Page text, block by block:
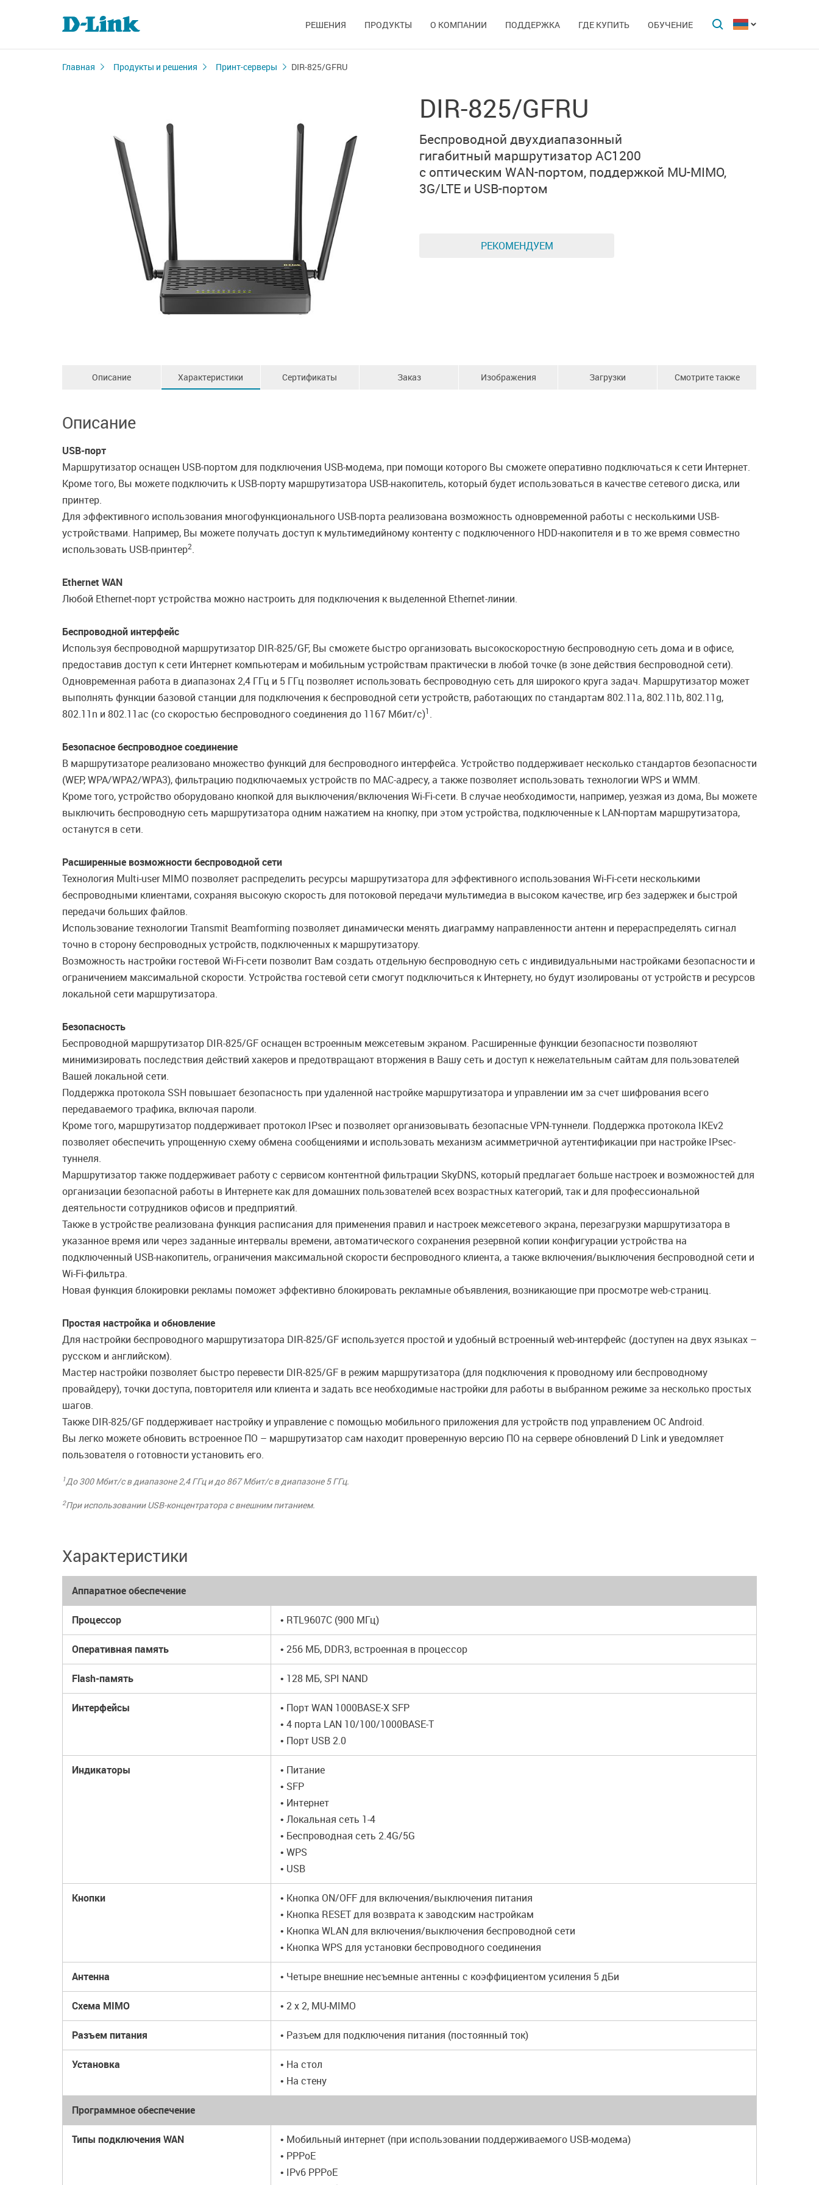
РЕШЕНИЯ ПРОДУКТЫ О КОМПАНИИ ПОДДЕРЖКА ГДЕ КУПИТЬ ОБУЧЕНИЕ
Главная Продукты и решения Принт-серверы DIR-825/GFRU
DIR-825/GFRU
Беспроводной двухдиапазонный
гигабитный маршрутизатор AC1200
с оптическим WAN-портом, поддержкой MU-MIMO,
3G/LTE и USB-портом
РЕКОМЕНДУЕМ
Описание Характеристики Сертификаты Заказ Изображения Загрузки Смотрите также
Описание
USB-порт
Маршрутизатор оснащен USB-портом для подключения USB-модема, при помощи которого Вы сможете оперативно подключаться к сети Интернет.
Кроме того, Вы можете подключить к USB-порту маршрутизатора USB-накопитель, который будет использоваться в качестве сетевого диска, или
принтер.
Для эффективного использования многофункционального USB-порта реализована возможность одновременной работы с несколькими USB-
устройствами. Например, Вы можете получать доступ к мультимедийному контенту с подключенного HDD-накопителя и в то же время совместно
использовать USB-принтер2.
Ethernet WAN
Любой Ethernet-порт устройства можно настроить для подключения к выделенной Ethernet-линии.
Беспроводной интерфейс
Используя беспроводной маршрутизатор DIR-825/GF, Вы сможете быстро организовать высокоскоростную беспроводную сеть дома и в офисе,
предоставив доступ к сети Интернет компьютерам и мобильным устройствам практически в любой точке (в зоне действия беспроводной сети).
Одновременная работа в диапазонах 2,4 ГГц и 5 ГГц позволяет использовать беспроводную сеть для широкого круга задач. Маршрутизатор может
выполнять функции базовой станции для подключения к беспроводной сети устройств, работающих по стандартам 802.11a, 802.11b, 802.11g,
802.11n и 802.11ac (со скоростью беспроводного соединения до 1167 Мбит/с)1 .
Безопасное беспроводное соединение
В маршрутизаторе реализовано множество функций для беспроводного интерфейса. Устройство поддерживает несколько стандартов безопасности
(WEP, WPA/WPA2/WPA3), фильтрацию подключаемых устройств по MAC-адресу, а также позволяет использовать технологии WPS и WMM.
Кроме того, устройство оборудовано кнопкой для выключения/включения Wi-Fi-сети. В случае необходимости, например, уезжая из дома, Вы можете
выключить беспроводную сеть маршрутизатора одним нажатием на кнопку, при этом устройства, подключенные к LAN-портам маршрутизатора,
останутся в сети.
Расширенные возможности беспроводной сети
Технология Multi-user MIMO позволяет распределить ресурсы маршрутизатора для эффективного использования Wi-Fi-сети несколькими
беспроводными клиентами, сохраняя высокую скорость для потоковой передачи мультимедиа в высоком качестве, игр без задержек и быстрой
передачи больших файлов.
Использование технологии Transmit Beamforming позволяет динамически менять диаграмму направленности антенн и перераспределять сигнал
точно в сторону беспроводных устройств, подключенных к маршрутизатору.
Возможность настройки гостевой Wi-Fi-сети позволит Вам создать отдельную беспроводную сеть с индивидуальными настройками безопасности и
ограничением максимальной скорости. Устройства гостевой сети смогут подключиться к Интернету, но будут изолированы от устройств и ресурсов
локальной сети маршрутизатора.
Безопасность
Беспроводной маршрутизатор DIR-825/GF оснащен встроенным межсетевым экраном. Расширенные функции безопасности позволяют
минимизировать последствия действий хакеров и предотвращают вторжения в Вашу сеть и доступ к нежелательным сайтам для пользователей
Вашей локальной сети.
Поддержка протокола SSH повышает безопасность при удаленной настройке маршрутизатора и управлении им за счет шифрования всего
передаваемого трафика, включая пароли.
Кроме того, маршрутизатор поддерживает протокол IPsec и позволяет организовывать безопасные VPN-туннели. Поддержка протокола IKEv2
позволяет обеспечить упрощенную схему обмена сообщениями и использовать механизм асимметричной аутентификации при настройке IPsec-
туннеля.
Маршрутизатор также поддерживает работу с сервисом контентной фильтрации SkyDNS, который предлагает больше настроек и возможностей для
организации безопасной работы в Интернете как для домашних пользователей всех возрастных категорий, так и для профессиональной
деятельности сотрудников офисов и предприятий.
Также в устройстве реализована функция расписания для применения правил и настроек межсетевого экрана, перезагрузки маршрутизатора в
указанное время или через заданные интервалы времени, автоматического сохранения резервной копии конфигурации устройства на
подключенный USB-накопитель, ограничения максимальной скорости беспроводного клиента, а также включения/выключения беспроводной сети и
Wi-Fi-фильтра.
Новая функция блокировки рекламы поможет эффективно блокировать рекламные объявления, возникающие при просмотре web-страниц.
Простая настройка и обновление
Для настройки беспроводного маршрутизатора DIR-825/GF используется простой и удобный встроенный web-интерфейс (доступен на двух языках –
русском и английском).
Мастер настройки позволяет быстро перевести DIR-825/GF в режим маршрутизатора (для подключения к проводному или беспроводному
провайдеру), точки доступа, повторителя или клиента и задать все необходимые настройки для работы в выбранном режиме за несколько простых
шагов.
Также DIR-825/GF поддерживает настройку и управление с помощью мобильного приложения для устройств под управлением ОС Android.
Вы легко можете обновить встроенное ПО – маршрутизатор сам находит проверенную версию ПО на сервере обновлений D Link и уведомляет
пользователя о готовности установить его.
1До 300 Мбит/с в диапазоне 2,4 ГГц и до 867 Мбит/с в диапазоне 5 ГГц.
2При использовании USB-концентратора с внешним питанием.
Характеристики
Аппаратное обеспечение
Процессор • RTL9607C (900 МГц)
Оперативная память • 256 МБ, DDR3, встроенная в процессор
Flash-память • 128 МБ, SPI NAND
Интерфейсы
• Порт WAN 1000BASE-X SFP
• 4 порта LAN 10/100/1000BASE-T
• Порт USB 2.0
Индикаторы
• Питание
• SFP
• Интернет
• Локальная сеть 1-4
• Беспроводная сеть 2.4G/5G
• WPS
• USB
Кнопки
• Кнопка ON/OFF для включения/выключения питания
• Кнопка RESET для возврата к заводским настройкам
• Кнопка WLAN для включения/выключения беспроводной сети
• Кнопка WPS для установки беспроводного соединения
Антенна • Четыре внешние несъемные антенны с коэффициентом усиления 5 дБи
Схема MIMO • 2 x 2, MU-MIMO
Разъем питания • Разъем для подключения питания (постоянный ток)
Установка
• На стол
• На стену
Программное обеспечение
Типы подключения WAN
• Мобильный интернет (при использовании поддерживаемого USB-модема)
• PPPoE
• IPv6 PPPoE